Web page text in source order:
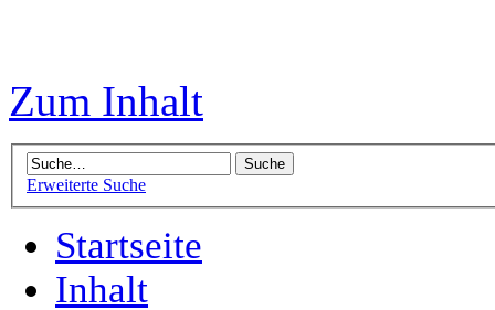
Zum Inhalt
Erweiterte Suche
Startseite
Inhalt